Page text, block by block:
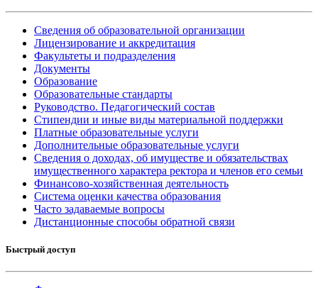
Сведения об образовательной организации
Лицензирование и аккредитация
Факультеты и подразделения
Документы
Образование
Образовательные стандарты
Руководство. Педагогический состав
Стипендии и иные виды материальной поддержки
Платные образовательные услуги
Дополнительные образовательные услуги
Сведения о доходах, об имуществе и обязательствах
имущественного характера ректора и членов его семьи
Финансово-хозяйственная деятельность
Система оценки качества образования
Часто задаваемые вопросы
Дистанционные способы обратной связи
Быстрый доступ